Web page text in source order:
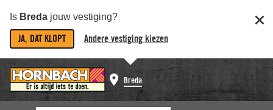
Is Breda jouw vestiging?
JA, DAT KLOPT Andere vestiging kiezen
Breda